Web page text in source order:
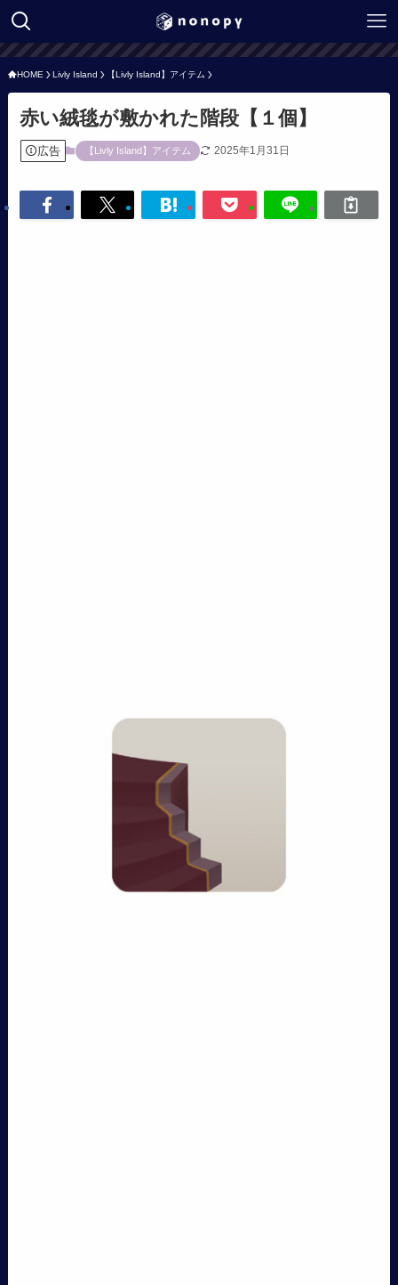
HOME Livly Island 【Livly Island】アイテム
赤い絨毯が敷かれた階段【１個】
広告 【Livly Island】アイテム 2025年1月31日